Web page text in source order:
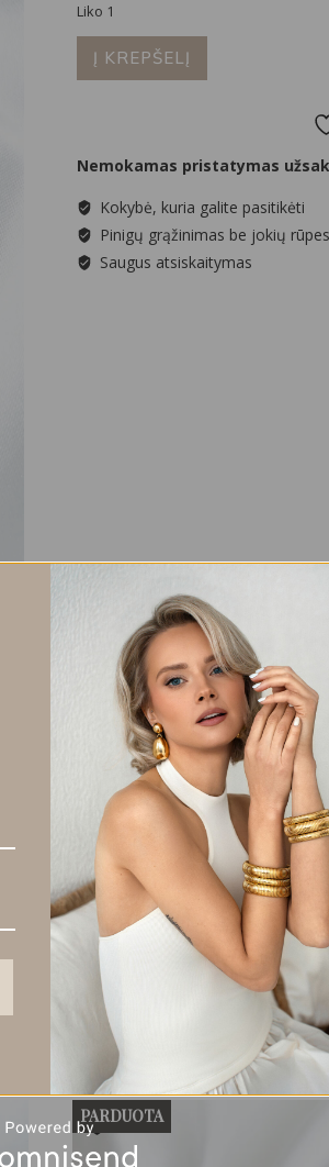
30,00 €.
Liko 1
produkto
kiekis:
auskarai
Į KREPŠELĮ
Nemokamas pristatymas
Kokybė, kuria galite pasitikėti
Pinigų grąžinimas be jokių
Saugus atsiskaitymas
PARDUOTA